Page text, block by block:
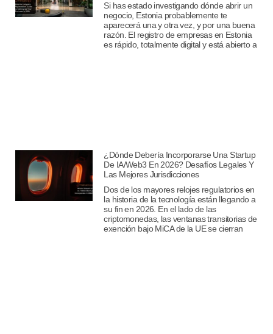
Si has estado investigando dónde abrir un
negocio, Estonia probablemente te
aparecerá una y otra vez, y por una buena
razón. El registro de empresas en Estonia
es rápido, totalmente digital y está abierto a
¿Dónde Debería Incorporarse Una Startup
De IA/Web3 En 2026? Desafíos Legales Y
Las Mejores Jurisdicciones
Dos de los mayores relojes regulatorios en
la historia de la tecnología están llegando a
su fin en 2026. En el lado de las
criptomonedas, las ventanas transitorias de
exención bajo MiCA de la UE se cierran